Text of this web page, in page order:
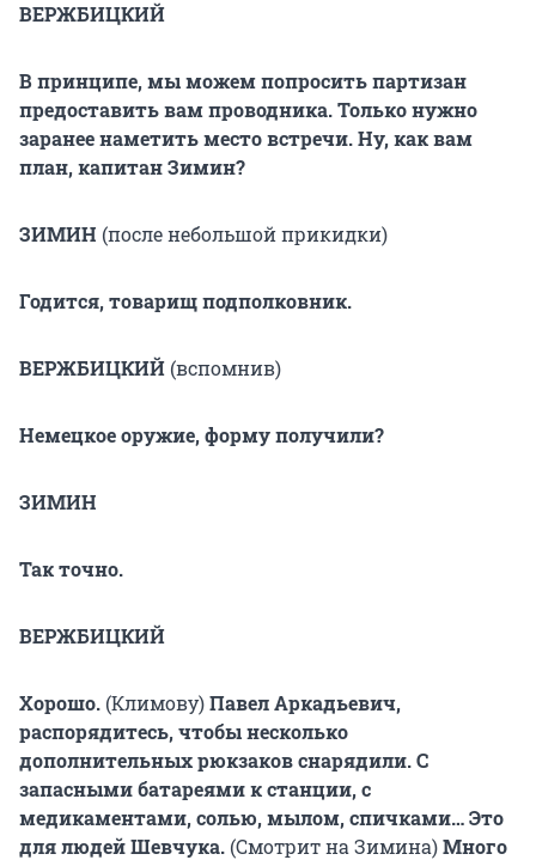
ВЕРЖБИЦКИЙ
В принципе, мы можем попросить партизан
предоставить вам проводника. Только нужно
заранее наметить место встречи. Ну, как вам
план, капитан Зимин?
ЗИМИН (после небольшой прикидки)
Годится, товарищ подполковник.
ВЕРЖБИЦКИЙ (вспомнив)
Немецкое оружие, форму получили?
ЗИМИН
Так точно.
ВЕРЖБИЦКИЙ
Хорошо. (Климову)Павел Аркадьевич,
распорядитесь, чтобы несколько
дополнительных рюкзаков снарядили. С
запасными батареями к станции, с
медикаментами, солью, мылом, спичками… Это
для людей Шевчука. (Смотрит на Зимина)Много